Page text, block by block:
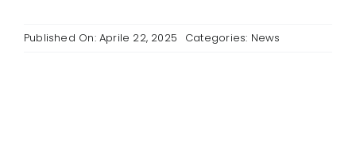
Published On: Aprile 22, 2025 Categories: News